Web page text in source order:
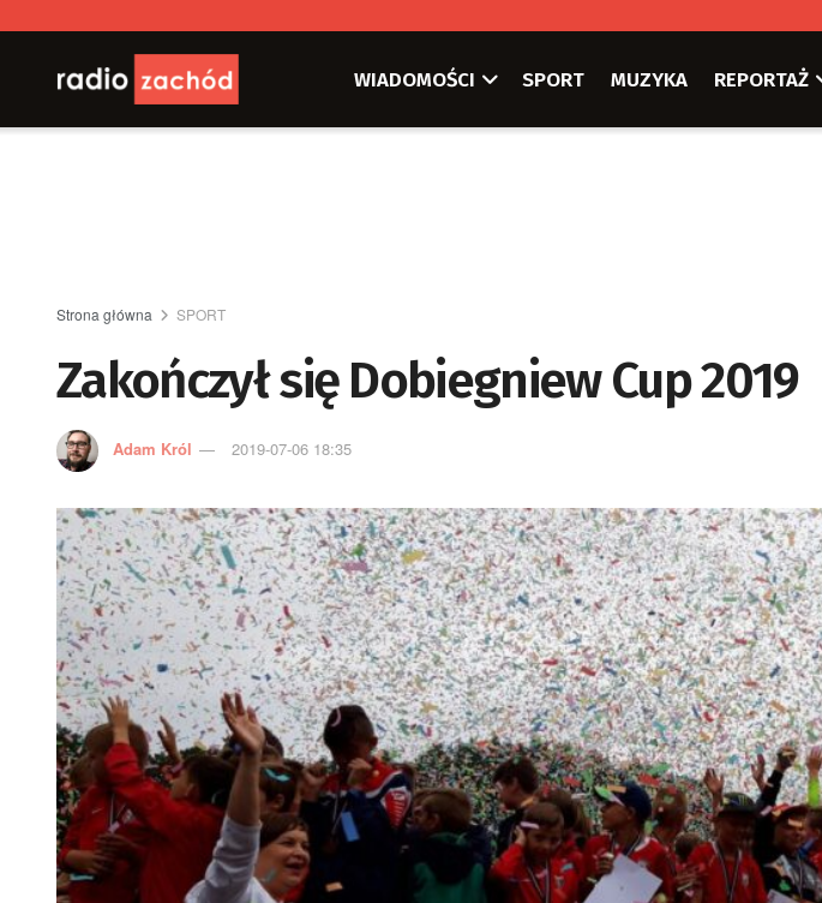
WIADOMOŚCI SPORT MUZYKA REPORTAŻ
Strona główna SPORT
Zakończył się Dobiegniew Cup 2019
Adam Król 2019-07-06 18:35